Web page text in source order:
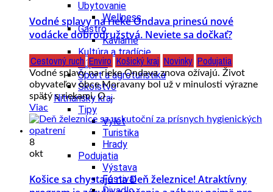
Ubytovanie
Wellness
Gastro
Kaviarne
Kultúra a tradície
Kúpele
Šport a agroturistika
Školstvo
Nitriansky kraj
Tipy
Výlet
Turistika
Hrady
Podujatia
Výstava
Festival
Vodné splavy na rieke Ondava prinesú nové
vodácke dobrodružstvá. Neviete sa dočkať?
Cestovný ruch Enviro Košický kraj Novinky Podujatia
Vodné splavy na rieke Ondava znova ožívajú. Život
obyvateľov obce Moravany bol už v minulosti výrazne
spätý s riekami. O ...
Viac
8
okt
Košice sa chystajú na Deň železnice! Atraktívny